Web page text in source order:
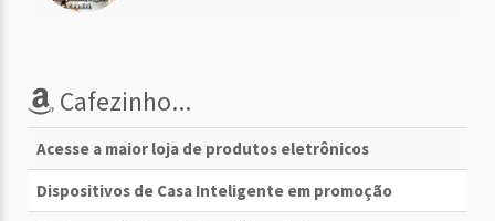
Cafezinho...
Acesse a maior loja de produtos eletrônicos
Dispositivos de Casa Inteligente em promoção